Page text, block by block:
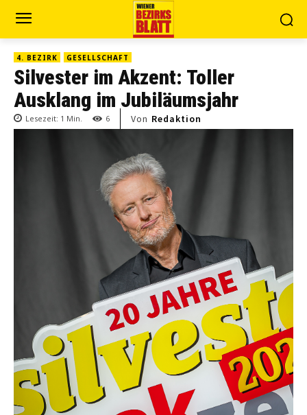
4. BEZIRK GESELLSCHAFT
Silvester im Akzent: Toller
Ausklang im Jubiläumsjahr
Lesezeit: 1 Min. 6 Von Redaktion